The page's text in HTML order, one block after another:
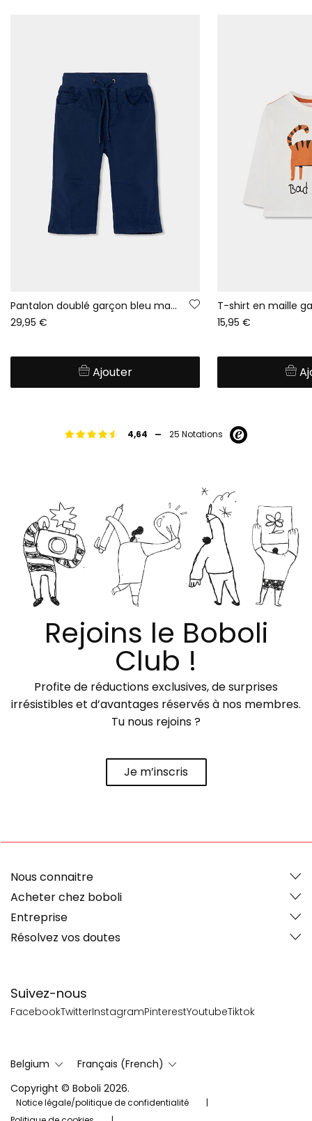
Pantalon doublé garçon bleu marine avec cordon
29,95 €
Ajouter
15,95 €
4,64 - 25 Notations
Rejoins le Boboli
Club !
Profite de réductions exclusives, de surprises
irrésistibles et d’avantages réservés à nos membres.
Tu nous rejoins ?
Je m’inscris
Suivez-nous
FacebookTwitterInstagramPinterestYoutubeTiktok
Nous connaitre
Acheter chez boboli
Entreprise
Résolvez vos doutes
Belgium
Français (French)
Copyright © Boboli 2026.
Notice légale/politique de confidentialité